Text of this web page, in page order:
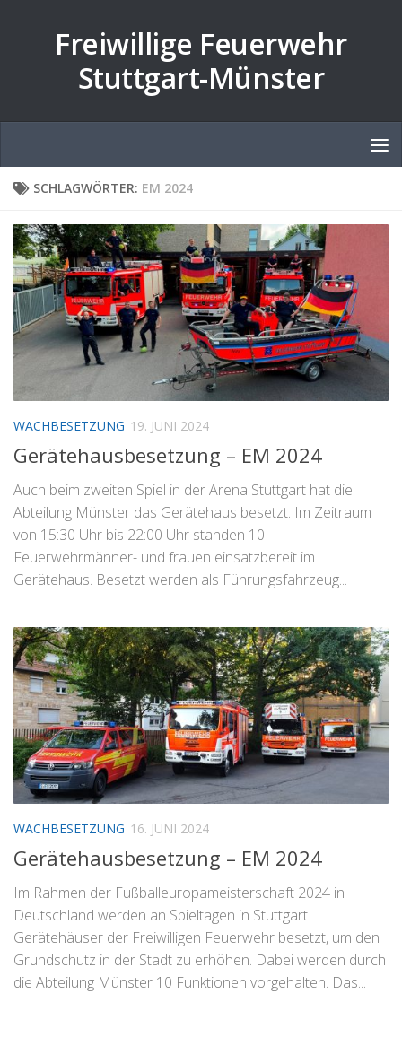
Freiwillige Feuerwehr
Stuttgart-Münster
SCHLAGWÖRTER: EM 2024
WACHBESETZUNG 19. JUNI 2024
Gerätehausbesetzung – EM 2024
Auch beim zweiten Spiel in der Arena Stuttgart hat die
Abteilung Münster das Gerätehaus besetzt. Im Zeitraum
von 15:30 Uhr bis 22:00 Uhr standen 10
Feuerwehrmänner- und frauen einsatzbereit im
Gerätehaus. Besetzt werden als Führungsfahrzeug...
WACHBESETZUNG 16. JUNI 2024
Gerätehausbesetzung – EM 2024
Im Rahmen der Fußballeuropameisterschaft 2024 in
Deutschland werden an Spieltagen in Stuttgart
Gerätehäuser der Freiwilligen Feuerwehr besetzt, um den
Grundschutz in der Stadt zu erhöhen. Dabei werden durch
die Abteilung Münster 10 Funktionen vorgehalten. Das...